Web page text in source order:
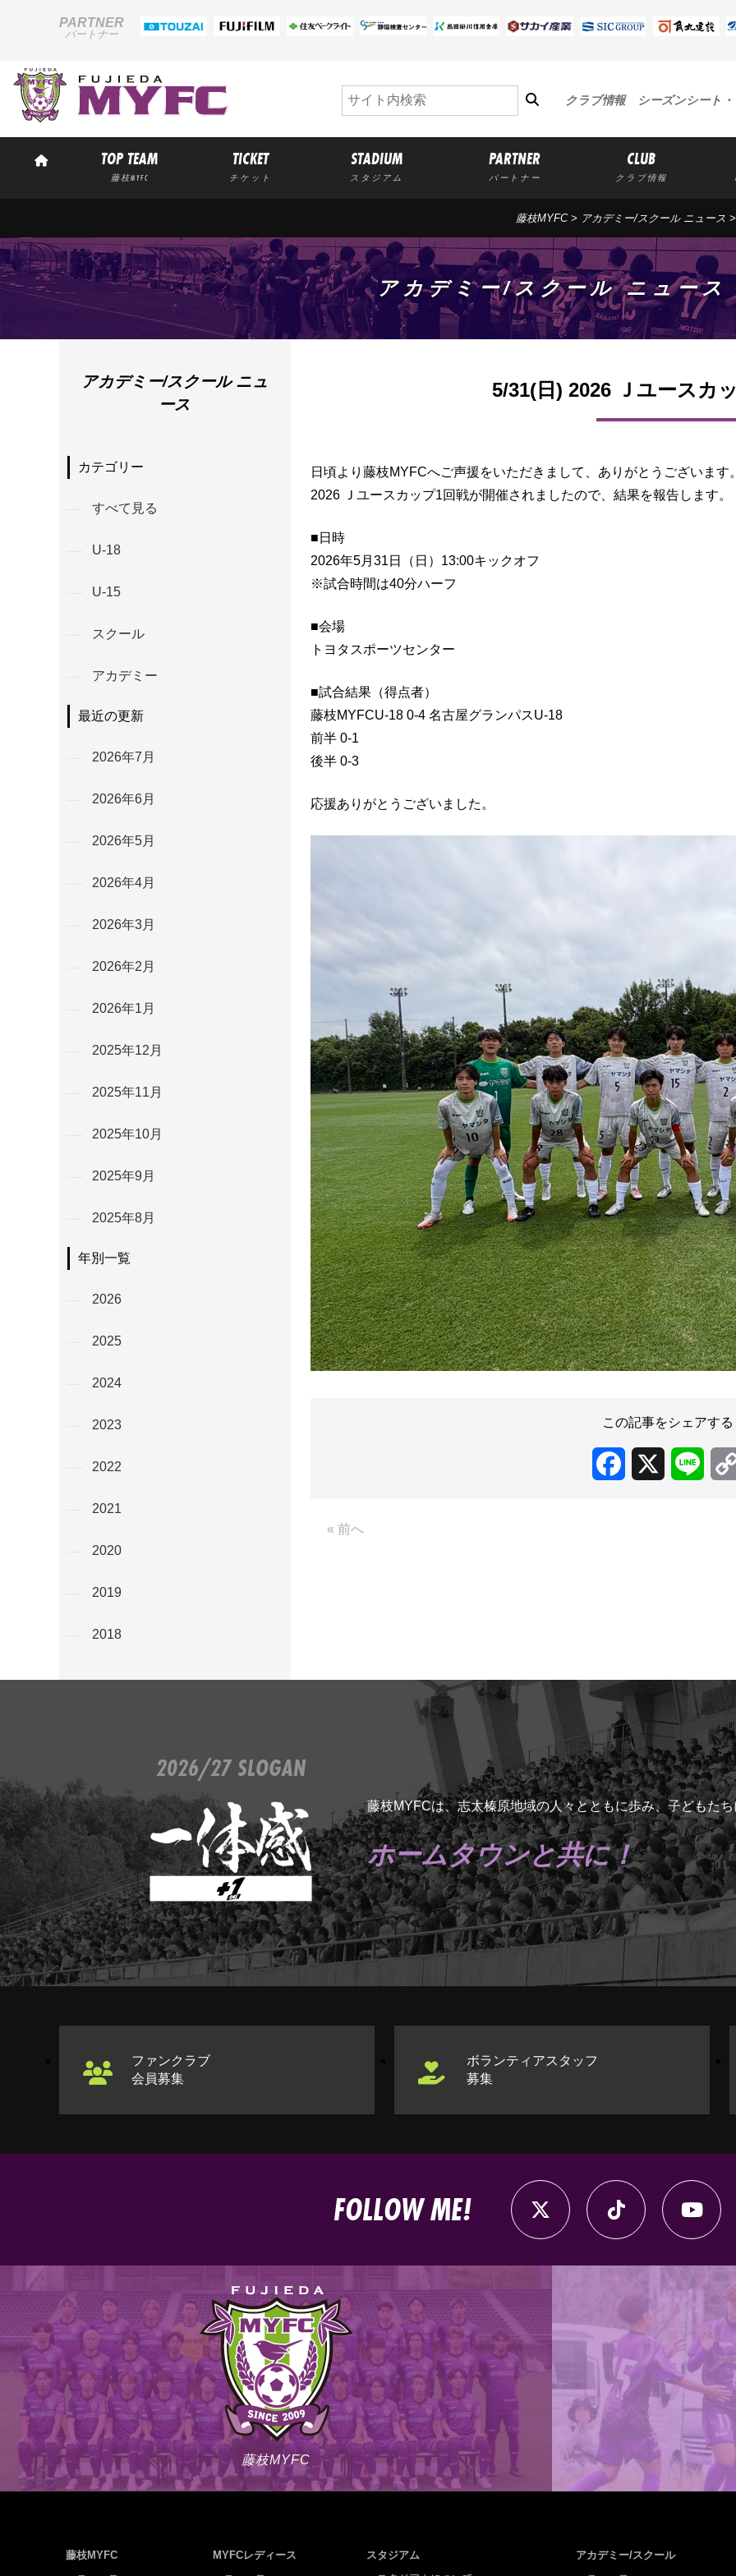
PARTNER
パートナー
クラブ情報 シーズンシート
TOP TEAM
藤枝MYFC
TICKET
チケット
STADIUM
スタジアム
PARTNER
パートナー
CLUB
クラブ情報
藤枝MYFC> アカデミー/スクール ニュース
アカデミー/スクール ニュース
5/31(日) 2026 Ｊユースカ
日頃より藤枝MYFCへご声援をいただきまして、ありがとうございます
2026 Ｊユースカップ1回戦が開催されましたので、結果を報告します。
■日時
2026年5月31日（日）13:00キックオフ
※試合時間は40分ハーフ
■会場
トヨタスポーツセンター
■試合結果（得点者）
藤枝MYFCU-18 0-4 名古屋グランパスU-18
前半 0-1
後半 0-3
応援ありがとうございました。
この記事をシェアする
Facebook Line
« 前へ
アカデミー/スクール ニュ
ース
カテゴリー
すべて見る
U-18
U-15
スクール
アカデミー
最近の更新
2026年7月
2026年6月
2026年5月
2026年4月
2026年3月
2026年2月
2026年1月
2025年12月
2025年11月
2025年10月
2025年9月
2025年8月
年別一覧
2026
2025
2024
2023
2022
2021
2020
2019
2018
2026/27 SLOGAN
藤枝MYFCは、志太榛原地域の人々とともに歩み、子どもた
ホームタウンと共に！
ファンクラブ
会員募集
ボランティアスタッフ
募集
FOLLOW ME!
藤枝MYFC
藤枝MYFC
MYFCレディース
スタジアム
アカデミー/スクール